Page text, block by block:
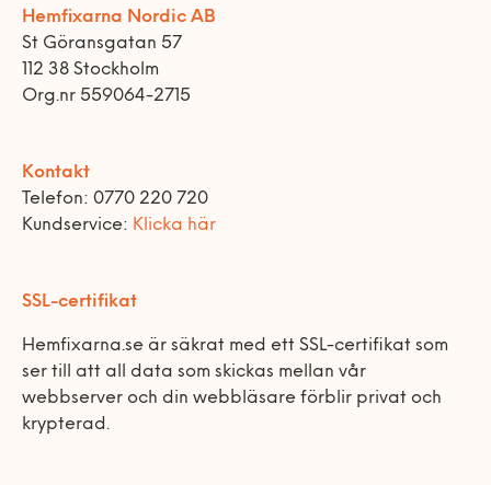
Hemfixarna Nordic AB
St Göransgatan 57
112 38 Stockholm
Org.nr 559064-2715
Kontakt
Telefon: 0770 220 720
Kundservice: Klicka här
SSL-certifikat
Hemfixarna.se är säkrat med ett SSL-certifikat som
ser till att all data som skickas mellan vår
webbserver och din webbläsare förblir privat och
krypterad.